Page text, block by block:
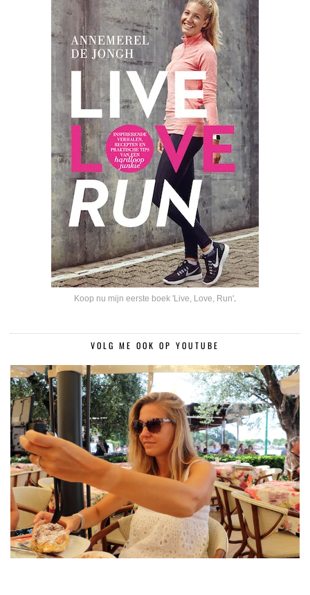
Koop nu mijn eerste boek 'Live, Love, Run'.
VOLG ME OOK OP YOUTUBE